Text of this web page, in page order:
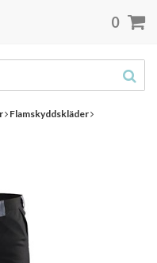
Flamskyddskläder
0